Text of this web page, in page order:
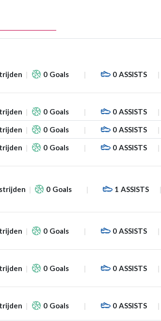
0 Goals 0 ASSISTS
0 Goals 0 ASSISTS
0 Goals 0 ASSISTS
0 Goals 0 ASSISTS
0 Goals 1 ASSISTS
0 Goals 0 ASSISTS
0 Goals 0 ASSISTS
0 Goals 0 ASSISTS